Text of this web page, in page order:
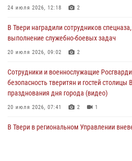
24 июля 2026, 12:18 2
Росгвардейцы оказали помощь водителю
22 июля 2026, 08:35
24 июля 2026, 12:18 2
В Твери наградили сотрудников
выполнение служебно-боевых задач
20 июля 2026, 09:02 2
Сотрудники и военнослужащие
безопасность тверитян и гостей
празднования дня города (видео)
20 июля 2026, 07:41 2 1
В Твери в региональном Управлении